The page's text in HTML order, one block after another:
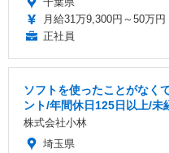
月給31万9,300円～50万円
正社員
ソフトを使ったことがなく
ント/年間休日125日以上/未
株式会社小林
埼玉県